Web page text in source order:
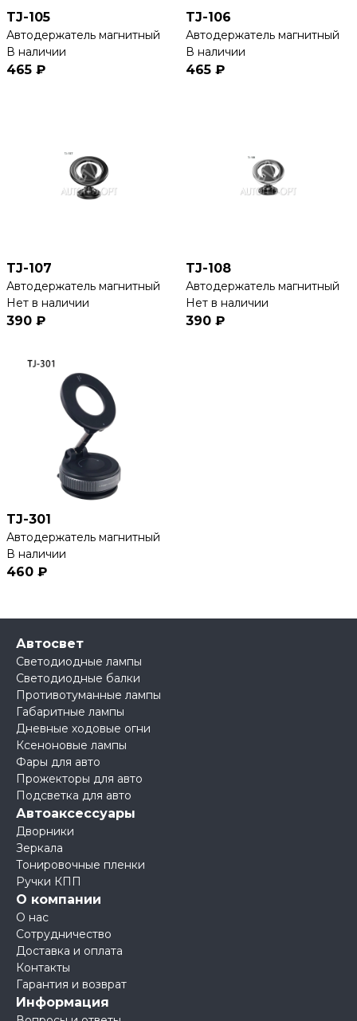
TJ-105
Автодержатель магнитный
В наличии
465 ₽
TJ-106
Автодержатель магнитный
В наличии
465 ₽
TJ-107
Автодержатель магнитный
Нет в наличии
390 ₽
TJ-108
Автодержатель магнитный
Нет в наличии
390 ₽
TJ-301
Автодержатель магнитный
В наличии
460 ₽
Автосвет
Светодиодные лампы
Светодиодные балки
Противотуманные лампы
Габаритные лампы
Дневные ходовые огни
Ксеноновые лампы
Фары для авто
Прожекторы для авто
Подсветка для авто
Автоаксессуары
Дворники
Зеркала
Тонировочные пленки
Ручки КПП
О компании
О нас
Сотрудничество
Доставка и оплата
Контакты
Гарантия и возврат
Информация